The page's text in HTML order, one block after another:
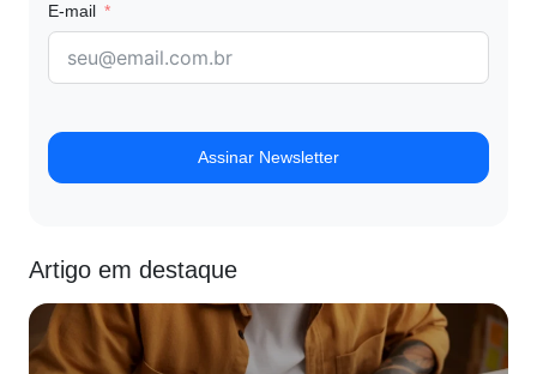
E-mail
Assinar Newsletter
Artigo em destaque